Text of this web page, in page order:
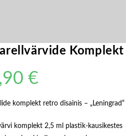
Komplekt
€
komplekt retro disainis –
komplekt 2,5 ml plastik-kausikestes